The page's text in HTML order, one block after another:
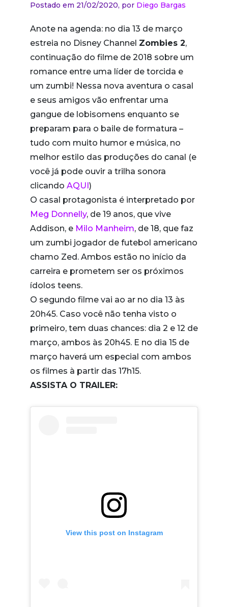
Postado em 21/02/2020, por Diego Bargas
Anote na agenda: no dia 13 de março
estreia no Disney Channel Zombies 2,
continuação do filme de 2018 sobre um
romance entre uma líder de torcida e
um zumbi! Nessa nova aventura o casal
e seus amigos vão enfrentar uma
gangue de lobisomens enquanto se
preparam para o baile de formatura –
tudo com muito humor e música, no
melhor estilo das produções do canal (e
você já pode ouvir a trilha sonora
clicando AQUI)
O casal protagonista é interpretado por
Meg Donnelly, de 19 anos, que vive
Addison, e Milo Manheim, de 18, que faz
um zumbi jogador de futebol americano
chamo Zed. Ambos estão no início da
carreira e prometem ser os próximos
ídolos teens.
O segundo filme vai ao ar no dia 13 às
20h45. Caso você não tenha visto o
primeiro, tem duas chances: dia 2 e 12 de
março, ambos às 20h45. E no dia 15 de
março haverá um especial com ambos
os filmes à partir das 17h15.
ASSISTA O TRAILER:
View this post on Instagram